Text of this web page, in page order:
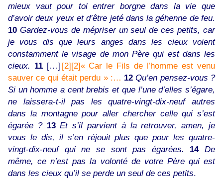
mieux vaut pour toi entrer borgne dans la vie que
d’avoir deux yeux et d’être jeté dans la géhenne de feu.
10 Gardez-vous de mépriser un seul de ces petits, car
je vous dis que leurs anges dans les cieux voient
constamment le visage de mon Père qui est dans les
cieux. 11[…] [2][2]« Car le Fils de l’homme est venu
sauver ce qui était perdu » :… 12 Qu’en pensez-vous ?
Si un homme a cent brebis et que l’une d’elles s’égare,
ne laissera-t-il pas les quatre-vingt-dix-neuf autres
dans la montagne pour aller chercher celle qui s’est
égarée ? 13 Et s’il parvient à la retrouver, amen, je
vous le dis, il s’en réjouit plus que pour les quatre-
vingt-dix-neuf qui ne se sont pas égarées.
14 De
même, ce n’est pas la volonté de votre Père qui est
dans les cieux qu’il se perde un seul de ces petits.